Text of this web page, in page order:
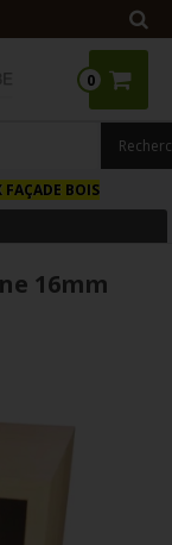
0
FAÇADE BOIS
16mm